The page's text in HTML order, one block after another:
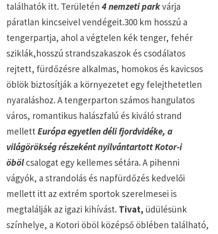
találhatók itt. Területén 4 nemzeti parkvárja
páratlan kincseivel vendégeit.300 km hosszú a
tengerpartja, ahol a végtelen kék tenger, fehér
sziklák,hosszú strandszakaszok és csodálatos
rejtett, fürdőzésre alkalmas, homokos és kavicsos
öblök biztosítják a környezetet egy felejthetetlen
nyaraláshoz. A tengerparton számos hangulatos
város, romantikus halászfalú és kiváló strand
mellettEurópa egyetlen déli fjordvidéke, a
világörökség részeként nyilvántartott Kotor-i
öbölcsalogat egy kellemes sétára. A pihenni
vágyók, a strandolás és napfürdőzés kedvelői
mellett itt az extrém sportok szerelmesei is
megtalálják az igazi kihívást. Tivat, üdülésünk
színhelye, a Kotori öböl középső öblében található,